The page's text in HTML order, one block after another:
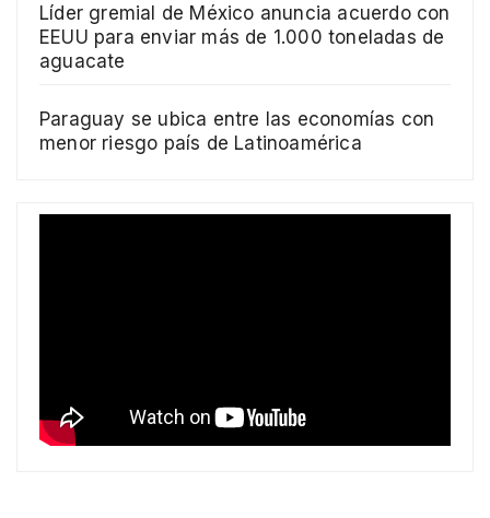
Líder gremial de México anuncia acuerdo con
EEUU para enviar más de 1.000 toneladas de
aguacate
Paraguay se ubica entre las economías con
menor riesgo país de Latinoamérica